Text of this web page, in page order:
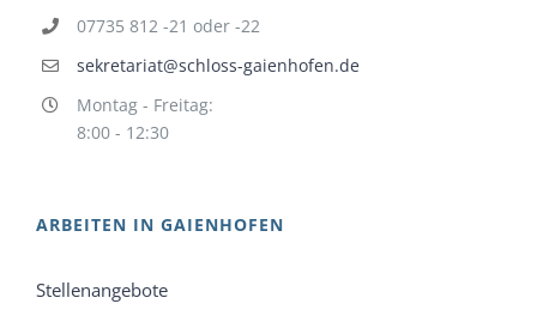
07735 812 -21 oder -22
sekretariat@schloss-gaienhofen.de
Montag - Freitag:
8:00 - 12:30
ARBEITEN IN GAIENHOFEN
Stellenangebote